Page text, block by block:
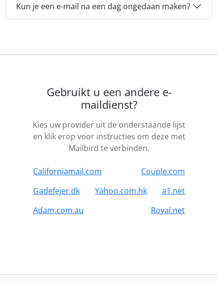
Kun je een e-mail na een dag ongedaan maken?
Gebruikt u een andere e-
maildienst?
Kies uw provider uit de onderstaande lijst
en klik erop voor instructies om deze met
Mailbird te verbinden.
Californiamail.com
Couple.com
Gadefejer.dk
Yahoo.com.hk
a1.net
Adam.com.au
Royal.net